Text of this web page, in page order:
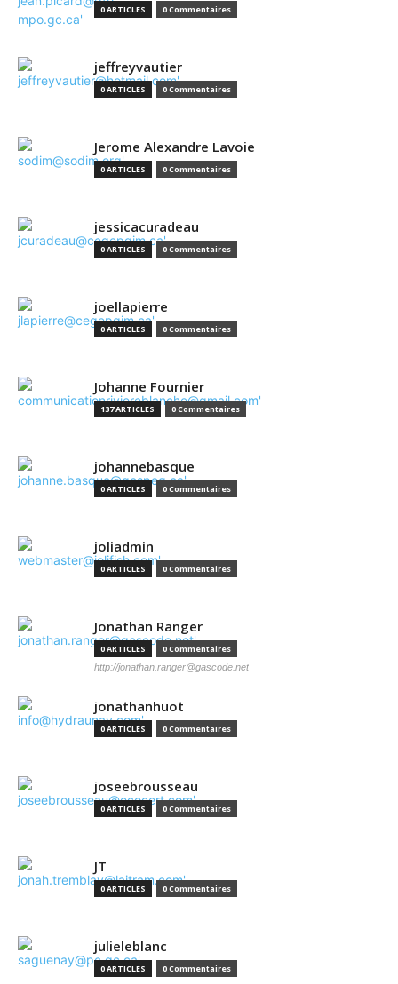
0 ARTICLES 0 Commentaires
jeffreyvautier
0 ARTICLES 0 Commentaires
Jerome Alexandre Lavoie
0 ARTICLES 0 Commentaires
jessicacuradeau
0 ARTICLES 0 Commentaires
joellapierre
0 ARTICLES 0 Commentaires
Johanne Fournier
137 ARTICLES 0 Commentaires
johannebasque
0 ARTICLES 0 Commentaires
joliadmin
0 ARTICLES 0 Commentaires
Jonathan Ranger
0 ARTICLES 0 Commentaires
http://jonathan.ranger@gascode.net
jonathanhuot
0 ARTICLES 0 Commentaires
joseebrousseau
0 ARTICLES 0 Commentaires
JT
0 ARTICLES 0 Commentaires
julieleblanc
0 ARTICLES 0 Commentaires